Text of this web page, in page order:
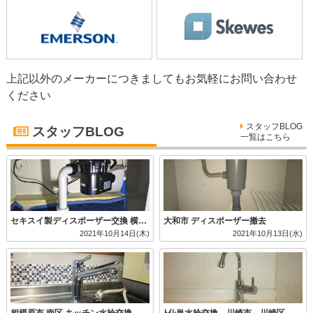
上記以外のメーカーにつきましてもお気軽にお問い合わせ
ください
スタッフBLOG
スタッフBLOG
一覧はこちら
セキスイ製ディスポーザー交換 横浜市 鶴見区
2021年10月14日(木)
大和市 ディスポーザー撤去
2021年10月13日(水)